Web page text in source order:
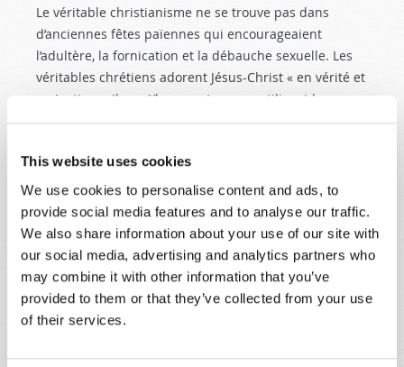
This website uses cookies
We use cookies to personalise content and ads, to
provide social media features and to analyse our traffic.
We also share information about your use of our site with
our social media, advertising and analytics partners who
may combine it with other information that you’ve
provided to them or that they’ve collected from your use
of their services.
Le véritable christianisme ne se trouve pas dans
d’anciennes fêtes païennes qui encourageaient
l’adultère, la fornication et la débauche sexuelle. Les
véritables chrétiens adorent Jésus-Christ « en vérité et
en justice ». Ils ne L’honorent pas en utilisant le nom
d’une ancienne divinité païenne.
Pour en savoir plus à ce sujet, et pour apprendre à
différencier les fêtes païennes « christianisées » des
véritables Jours saints instaurés par le Dieu de la
Bible, lisez notre brochureLe christianisme contrefait
de Satan